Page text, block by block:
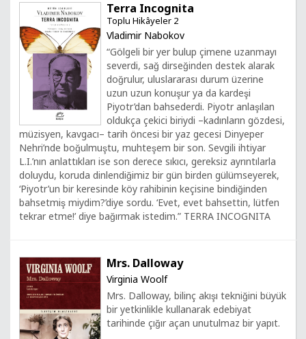
Terra Incognita
Toplu Hikâyeler 2
Vladimir Nabokov
“Gölgeli bir yer bulup çimene uzanmayı
severdi, sağ dirseğinden destek alarak
doğrulur, uluslararası durum üzerine
uzun uzun konuşur ya da kardeşi
Piyotr’dan bahsederdi. Piyotr anlaşılan
oldukça çekici biriydi –kadınların gözdesi,
müzisyen, kavgacı– tarih öncesi bir yaz gecesi Dinyeper
Nehri’nde boğulmuştu, muhteşem bir son. Sevgili ihtiyar
L.I.’nın anlattıkları ise son derece sıkıcı, gereksiz ayrıntılarla
doluydu, koruda dinlendiğimiz bir gün birden gülümseyerek,
‘Piyotr’un bir keresinde köy rahibinin keçisine bindiğinden
bahsetmiş miydim?’diye sordu. ‘Evet, evet bahsettin, lütfen
tekrar etme!’ diye bağırmak istedim.” TERRA INCOGNITA
Mrs. Dalloway
Virginia Woolf
Mrs. Dalloway, bilinç akışı tekniğini büyük
bir yetkinlikle kullanarak edebiyat
tarihinde çığır açan unutulmaz bir yapıt.